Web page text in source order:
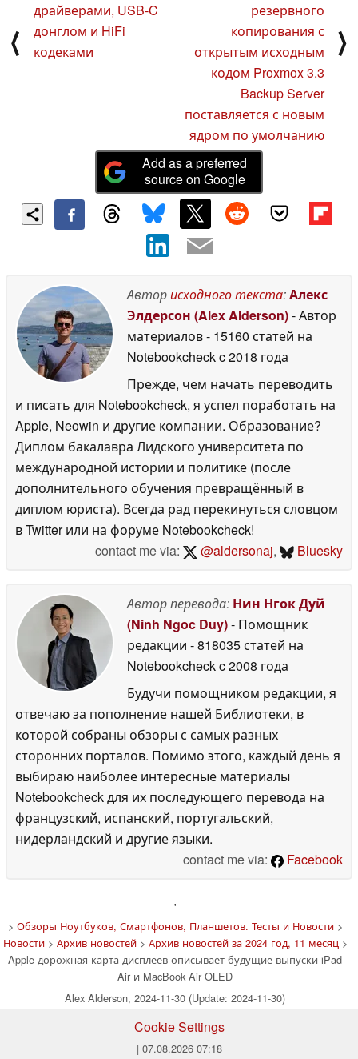
⟨
драйверами, USB-C
донглом и HiFi
кодеками
резервного
копирования с
открытым исходным
кодом Proxmox 3.3
Backup Server
поставляется с новым
ядром по умолчанию
⟩
Add as a preferred
source on Google
Авторисходного текста:Алекс
Элдерсон (Alex Alderson)- Автор
материалов- 15160 статей на
Notebookcheckc 2018 года
Прежде, чем начать переводить
и писать для Notebookcheck, я успел поработать на
Apple, Neowin и другие компании. Образование?
Диплом бакалавра Лидского университета по
международной истории и политике (после
дополнительного обучения превращённый в
диплом юриста). Всегда рад перекинуться словцом
в Twitter или на форуме Notebookcheck!
contact me via:
@aldersonaj, Bluesky
Автор перевода: Нин Нгок Дуй
(Ninh Ngoc Duy)- Помощник
редакции - 818035 статей на
Notebookcheckc 2008 года
Будучи помощником редакции, я
отвечаю за пополнение нашей Библиотеки, в
которой собраны обзоры с самых разных
сторонних порталов. Помимо этого, каждый день я
выбираю наиболее интересные материалы
Notebookcheck для их последующего перевода на
французский, испанский, португальский,
нидерландский и другие языки.
contact me via:
Facebook
'
> Обзоры Ноутбуков, Смартфонов, Планшетов. Тесты и Новости>
Новости> Архив новостей> Архив новостей за 2024 год, 11 месяц>
Apple дорожная карта дисплеев описывает будущие выпуски iPad
Air и MacBook Air OLED
Alex Alderson, 2024-11-30 (Update: 2024-11-30)
Cookie Settings
| 07.08.2026 07:18